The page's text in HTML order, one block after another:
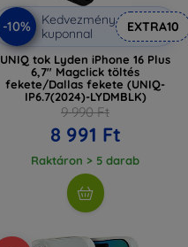
-10%
Kedvezmény
kuponnal
EXTRA10
UNIQ tok Lyden iPhone 16 Plus
6,7" Magclick töltés
fekete/Dallas fekete (UNIQ-
IP6.7(2024)-LYDMBLK)
9 990 Ft
8 991 Ft
Raktáron > 5 darab